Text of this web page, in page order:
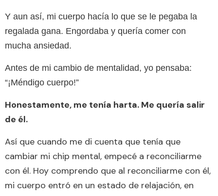
Y aun así, mi cuerpo hacía lo que se le pegaba la
regalada gana. Engordaba y quería comer con
mucha ansiedad.
Antes de mi cambio de mentalidad, yo pensaba:
“¡Méndigo cuerpo!”
Honestamente, me tenía harta. Me quería salir
de él.
Así que cuando me di cuenta que tenía que
cambiar mi chip mental, empecé a reconciliarme
con él. Hoy comprendo que al reconciliarme con él,
mi cuerpo entró en un estado de relajación, en